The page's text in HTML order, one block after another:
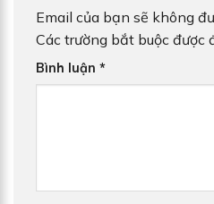
Email của bạn sẽ không
Các trường bắt buộc được
Bình luận *